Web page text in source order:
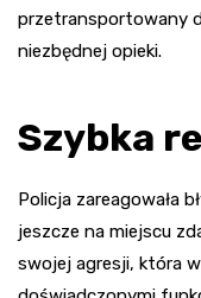
przetransportowany
niezbędnej opieki.
Szybka
Policja zareagowała
jeszcze na miejscu
swojej agresji, która